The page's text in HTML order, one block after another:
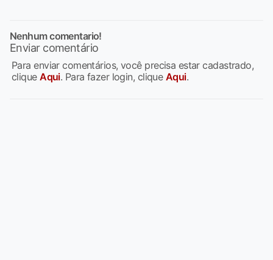
Nenhum comentario!
Enviar comentário
Para enviar comentários, você precisa estar cadastrado,
cliqueAqui. Para fazer login, clique Aqui.